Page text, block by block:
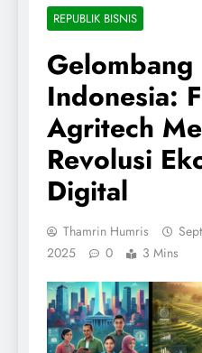
REPUBLIK BISNIS
Indonesia:
Agritech
Revolusi
Digital
Thamrin Humris
2025
0 3 Mins